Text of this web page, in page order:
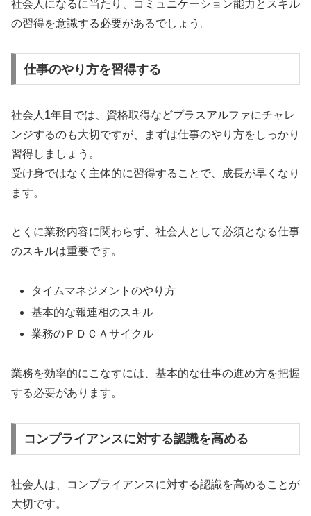
社会人になるに当たり、コミュニケーション能力とスキル
の習得を意識する必要があるでしょう。
仕事のやり方を習得する
社会人1年目では、資格取得などプラスアルファにチャレ
ンジするのも大切ですが、まずは仕事のやり方をしっかり
習得しましょう。
受け身ではなく主体的に習得することで、成長が早くなり
ます。
とくに業務内容に関わらず、社会人として必須となる仕事
のスキルは重要です。
タイムマネジメントのやり方
基本的な報連相のスキル
業務のＰＤＣＡサイクル
業務を効率的にこなすには、基本的な仕事の進め方を把握
する必要があります。
コンプライアンスに対する認識を高める
社会人は、コンプライアンスに対する認識を高めることが
大切です。